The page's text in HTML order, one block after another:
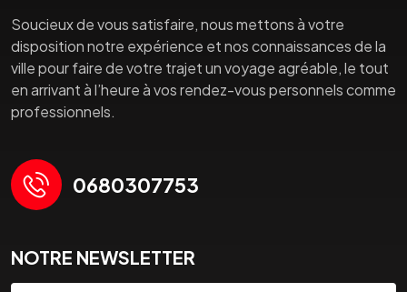
Soucieux de vous satisfaire, nous mettons à votre
disposition notre expérience et nos connaissances de la
ville pour faire de votre trajet un voyage agréable, le tout
en arrivant à l’heure à vos rendez-vous personnels comme
professionnels.
0680307753
NOTRE NEWSLETTER